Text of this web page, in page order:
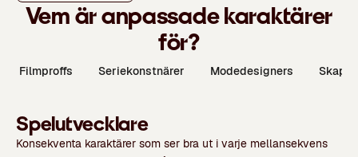
Vem är anpassade karaktärer
för?
Filmproffs Seriekonstnärer Modedesigners
Spelutvecklare
Konsekventa karaktärer som ser bra ut i varje mellansekvens